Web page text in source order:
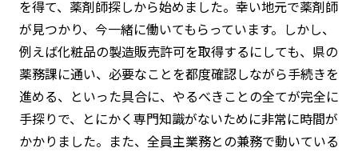
を得て、薬剤師探しから始めました。幸い地元で薬剤師
が見つかり、今一緒に働いてもらっています。しかし、
例えば化粧品の製造販売許可を取得するにしても、県の
薬務課に通い、必要なことを都度確認しながら手続きを
進める、といった具合に、やるべきことの全てが完全に
手探りで、とにかく専門知識がないために非常に時間が
かかりました。また、全員主業務との兼務で動いている